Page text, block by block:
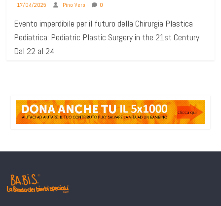
17/04/2025 Pino Vero 0
Evento imperdibile per il futuro della Chirurgia Plastica
Pediatrica: Pediatric Plastic Surgery in the 21st Century
Dal 22 al 24